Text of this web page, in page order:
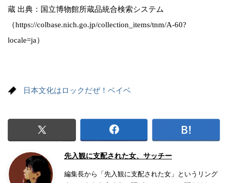
蔵 出典：国立博物館所蔵品統合検索システム
（https://colbase.nich.go.jp/collection_items/tnm/A-60?
locale=ja）
日本文化はロックだぜ！ベイベ
先入観に支配された女、サッチー
編集長から「先入観に支配された女」というリング